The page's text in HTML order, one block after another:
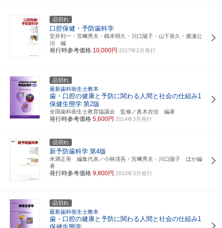
品切れ
口腔保健・予防歯科学
安井利一・宮﨑秀夫・鶴本明久・川口陽子・山下喜久・廣瀬公
治 編
発行時参考価格 10,000円 2017年2月発行
品切れ
最新歯科衛生士教本
歯・口腔の健康と予防に関わる人間と社会の仕組み1
保健生態学 第2版
全国歯科衛生士教育協議会 監修／眞木吉信 編著
発行時参考価格 5,600円 2014年3月発行
品切れ
新予防歯科学 第4版
米満正美 編集代表／小林清吾・宮﨑秀夫・川口陽子 ほか編
著
発行時参考価格 9,800円 2010年3月発行
品切れ
最新歯科衛生士教本
歯・口腔の健康と予防に関わる人間と社会の仕組み1